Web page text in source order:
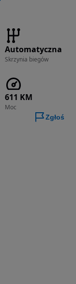
Automatyczna
Skrzynia biegów
611 KM
Moc
Zgłoś